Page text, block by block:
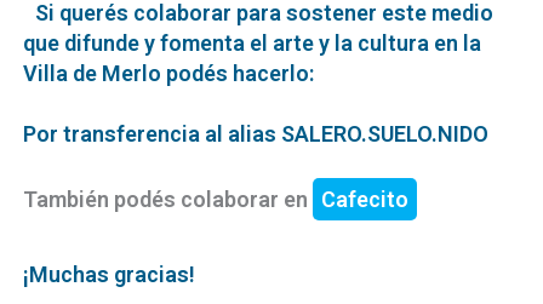
Si querés colaborar para sostener este medio
que difunde y fomenta el arte y la cultura en la
Villa de Merlo podés hacerlo:
Por transferencia al alias SALERO.SUELO.NIDO
También podés colaborar en Cafecito
¡Muchas gracias!